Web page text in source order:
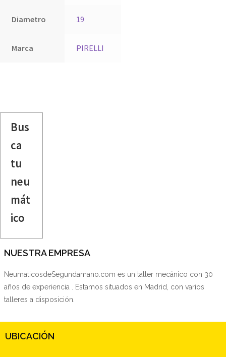
Diametro 19
Marca PIRELLI
Bus
ca
tu
neu
mát
ico
NUESTRA EMPRESA
NeumaticosdeSegundamano.com es un taller mecánico con 30
años de experiencia . Estamos situados en Madrid, con varios
talleres a disposición.
UBICACIÓN